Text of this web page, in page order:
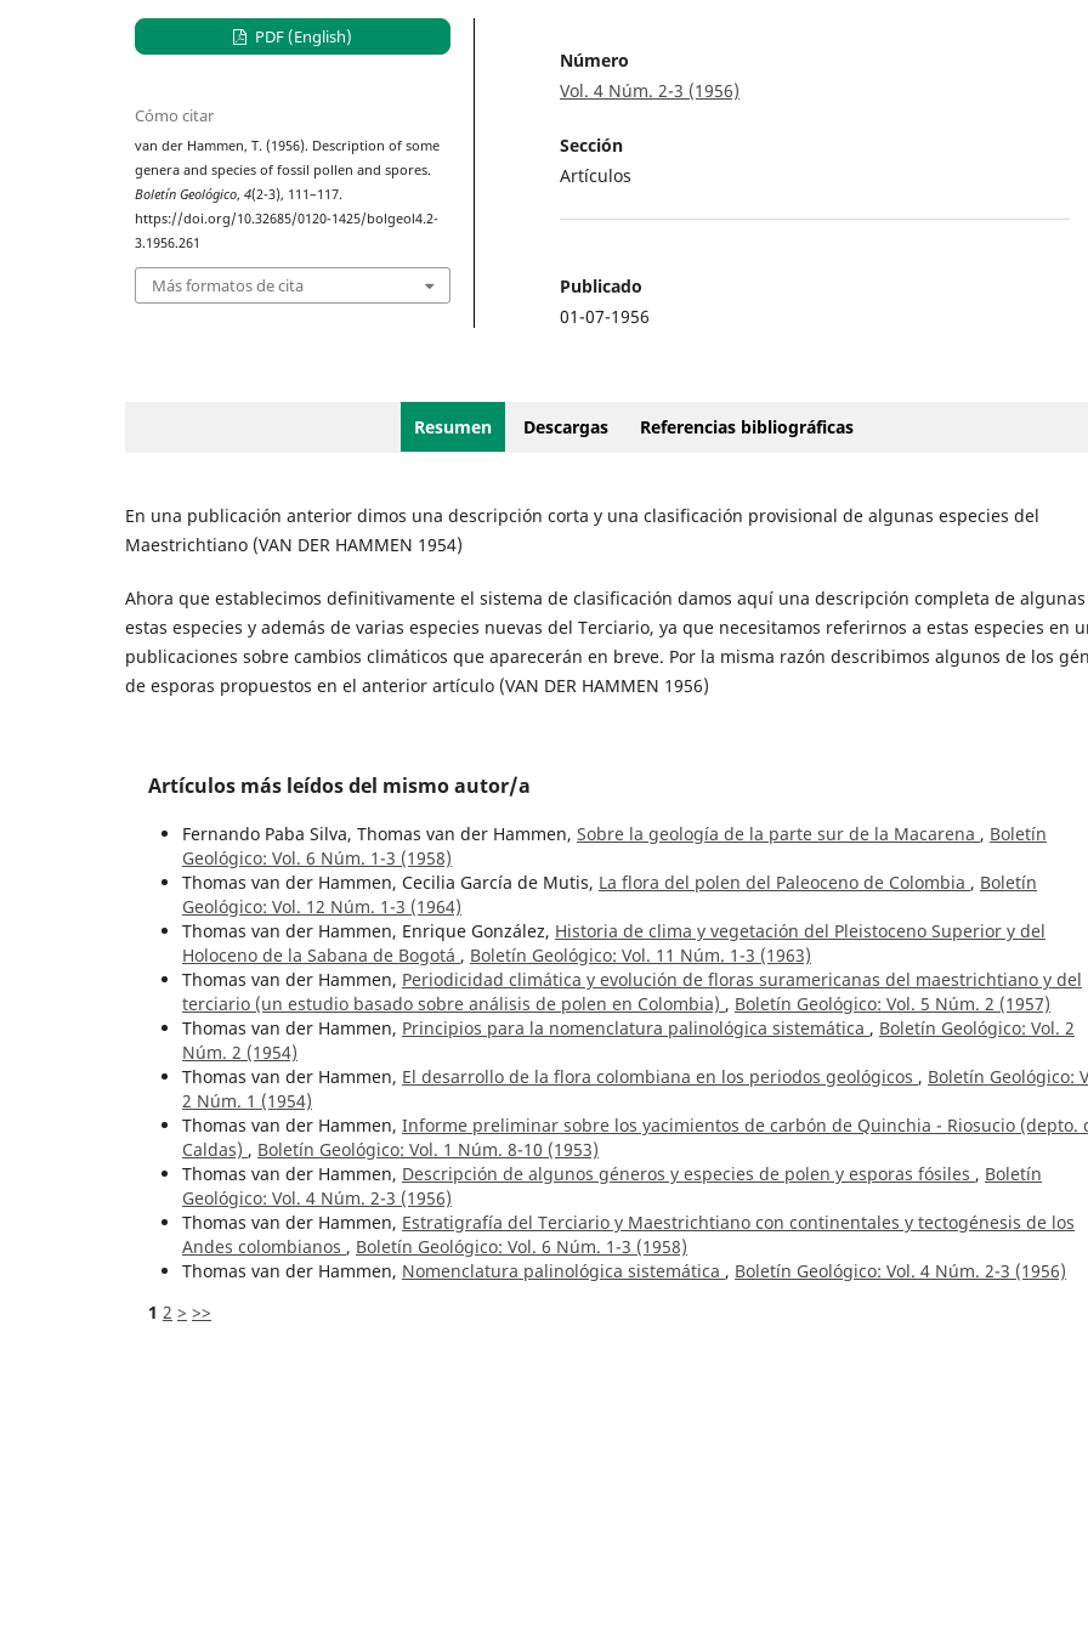
PDF (English)
Cómo citar
van der Hammen, T. (1956). Description of some
genera and species of fossil pollen and spores.
Boletín Geológico,4(2-3), 111–117.
https://doi.org/10.32685/0120-1425/bolgeol4.2-
3.1956.261
Más formatos de cita
Número
Vol. 4 Núm. 2-3 (1956)
Sección
Artículos
Publicado
01-07-1956
Resumen Descargas Referencias bibliográficas
En una publicación anterior dimos una descripción corta y una clasificación provisional de algunas especies del
Maestrichtiano (VAN DER HAMMEN 1954)
Ahora que establecimos definitivamente el sistema de clasificación damos aquí una descripción completa de
estas especies y además de varias especies nuevas del Terciario, ya que necesitamos referirnos a estas especies en
publicaciones sobre cambios climáticos que aparecerán en breve. Por la misma razón describimos algunos de los
de esporas propuestos en el anterior artículo (VAN DER HAMMEN 1956)
Artículos más leídos del mismo autor/a
Fernando Paba Silva, Thomas van der Hammen, Sobre la geología de la parte sur de la Macarena , Boletín
Geológico: Vol. 6 Núm. 1-3 (1958)
Thomas van der Hammen, Cecilia García de Mutis, La flora del polen del Paleoceno de Colombia , Boletín
Geológico: Vol. 12 Núm. 1-3 (1964)
Thomas van der Hammen, Enrique González, Historia de clima y vegetación del Pleistoceno Superior y del
Holoceno de la Sabana de Bogotá , Boletín Geológico: Vol. 11 Núm. 1-3 (1963)
Thomas van der Hammen, Periodicidad climática y evolución de floras suramericanas del maestrichtiano y del
terciario (un estudio basado sobre análisis de polen en Colombia) , Boletín Geológico: Vol. 5 Núm. 2 (1957)
Thomas van der Hammen, Principios para la nomenclatura palinológica sistemática , Boletín Geológico: Vol. 2
Núm. 2 (1954)
Thomas van der Hammen, El desarrollo de la flora colombiana en los periodos geológicos , Boletín Geológico:
2 Núm. 1 (1954)
Thomas van der Hammen, Informe preliminar sobre los yacimientos de carbón de Quinchia - Riosucio (depto.
Caldas) , Boletín Geológico: Vol. 1 Núm. 8-10 (1953)
Thomas van der Hammen, Descripción de algunos géneros y especies de polen y esporas fósiles , Boletín
Geológico: Vol. 4 Núm. 2-3 (1956)
Thomas van der Hammen, Estratigrafía del Terciario y Maestrichtiano con continentales y tectogénesis de los
Andes colombianos , Boletín Geológico: Vol. 6 Núm. 1-3 (1958)
Thomas van der Hammen, Nomenclatura palinológica sistemática , Boletín Geológico: Vol. 4 Núm. 2-3 (1956)
1 2 > >>